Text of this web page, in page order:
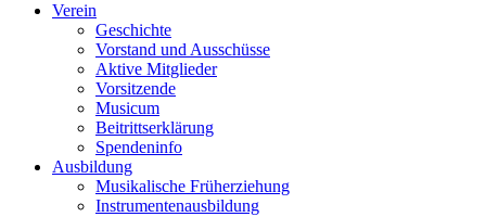
Verein
Geschichte
Vorstand und Ausschüsse
Aktive Mitglieder
Vorsitzende
Musicum
Beitrittserklärung
Spendeninfo
Ausbildung
Musikalische Früherziehung
Instrumentenausbildung